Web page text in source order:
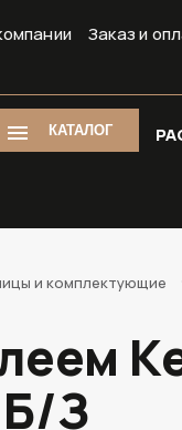
Заказ и
КАТАЛОГ
и комплектующие
З